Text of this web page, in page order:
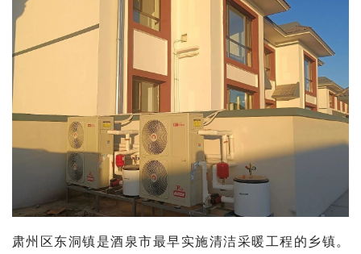
肃州区东洞镇是酒泉市最早实施清洁采暖工程的乡镇。